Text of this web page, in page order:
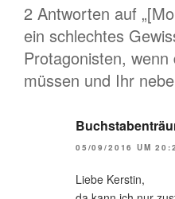
2 Antworten auf
ein schlechtes
Protagonisten,
müssen und Ihr
05/09/2016 UM
Liebe Kerstin,